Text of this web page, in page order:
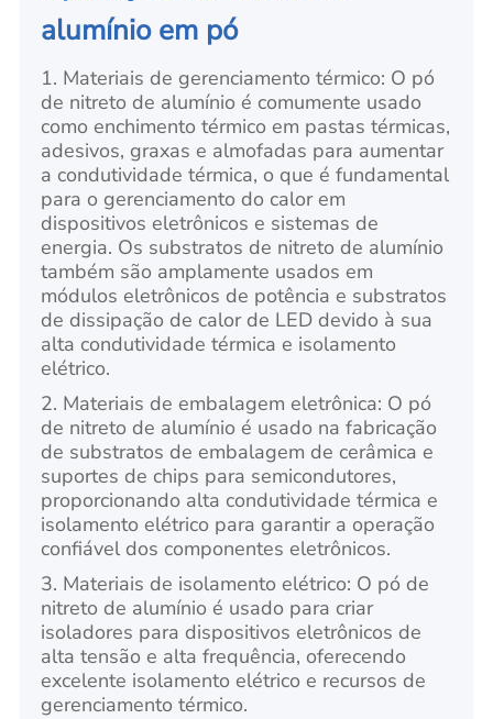
alumínio em pó
1. Materiais de gerenciamento térmico: O pó
de nitreto de alumínio é comumente usado
como enchimento térmico em pastas térmicas,
adesivos, graxas e almofadas para aumentar
a condutividade térmica, o que é fundamental
para o gerenciamento do calor em
dispositivos eletrônicos e sistemas de
energia. Os substratos de nitreto de alumínio
também são amplamente usados em
módulos eletrônicos de potência e substratos
de dissipação de calor de LED devido à sua
alta condutividade térmica e isolamento
elétrico.
2. Materiais de embalagem eletrônica: O pó
de nitreto de alumínio é usado na fabricação
de substratos de embalagem de cerâmica e
suportes de chips para semicondutores,
proporcionando alta condutividade térmica e
isolamento elétrico para garantir a operação
confiável dos componentes eletrônicos.
3. Materiais de isolamento elétrico: O pó de
nitreto de alumínio é usado para criar
isoladores para dispositivos eletrônicos de
alta tensão e alta frequência, oferecendo
excelente isolamento elétrico e recursos de
gerenciamento térmico.